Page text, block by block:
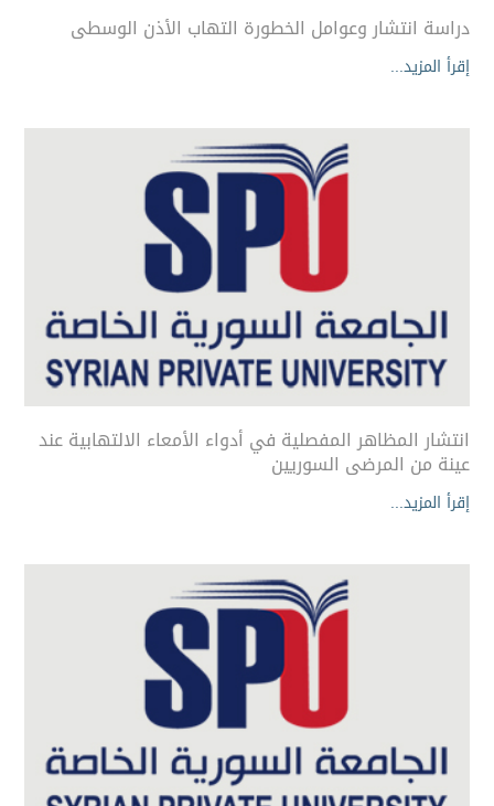
دراسة انتشار وعوامل الخطورة التهاب الأذن الوسطى
إقرأ المزيد...
انتشار المظاهر المفصلية في أدواء الأمعاء الالتهابية عند
عينة من المرضى السوريين
إقرأ المزيد...